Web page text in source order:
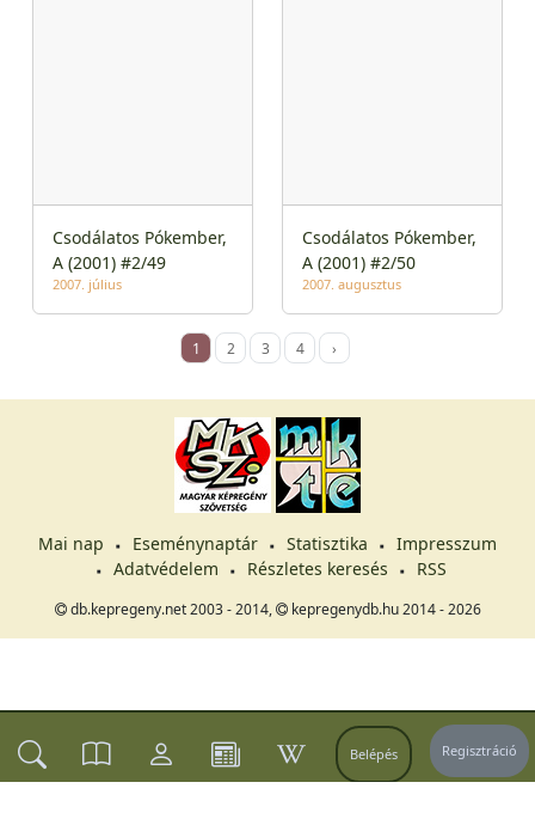
Belépés Regisztráció
Csodálatos Pókember,
A (2001) #2/49
2007. július
Csodálatos Pókember,
A (2001) #2/50
2007. augusztus
1 2 3 4 ›
Mai nap Eseménynaptár Statisztika
Impresszum
Adatvédelem
Részletes keresés RSS
db.kepregeny.net 2003 - 2014, kepregenydb.hu 2014 - 2026